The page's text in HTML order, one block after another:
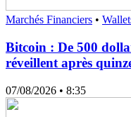
Marchés Financiers •
Bitcoin : De 500
réveillent après
07/08/2026 • 8:35